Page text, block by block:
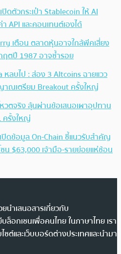
ดตัวกระเป๋า Stablecoin ให้ AI
API และคอนเทนต์เองได้
เตือน ตลาดหุ้นอาจใกล้พีคเสี่ยง
ฤตปี 1987 อาจซ้ำรอย
หลบไป : ส่อง 3 Altcoins ฉายแวว
ณเตรียม Breakout ครั้งใหญ่
วตจริง ลุ้นผ่านข้อเสนอเผาอุปทาน
ครั้งใหญ่
ปิดข้อมูล On-Chain ชี้แนวรับสำคัญ
น $63,000 เจ้ามือ-รายย่อยแห่ช้อน
นำเสนอสารเกี่ยวกับ
ล็อกเชนเพื่อคนไทย ในภาษาไทย เรา
ต์และเว็บบอร์ดต่างประเทศและนำมา